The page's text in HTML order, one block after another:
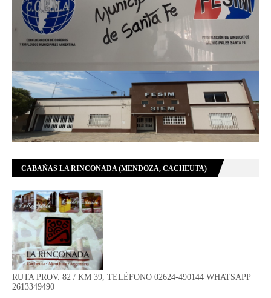
CABAÑAS LA RINCONADA (MENDOZA, CACHEUTA)
RUTA PROV. 82 / KM 39, TELÉFONO 02624-490144 WHATSAPP
2613349490